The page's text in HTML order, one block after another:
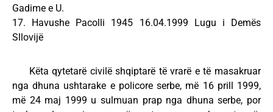
Gadime e U.
17. Havushe Pacolli 1945 16.04.1999 Lugu i Demës
Sllovijë
Këta qytetarë civilë shqiptarë të vrarë e të masakruar
nga dhuna ushtarake e policore serbe, më 16 prill 1999,
më 24 maj 1999 u sulmuan prap nga dhuna serbe, por